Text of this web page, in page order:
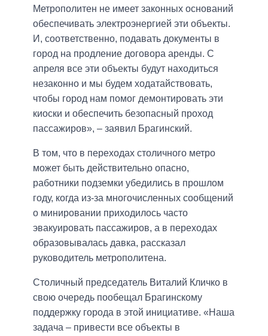
Метрополитен не имеет законных оснований
обеспечивать электроэнергией эти объекты.
И, соответственно, подавать документы в
город на продление договора аренды. С
апреля все эти объекты будут находиться
незаконно и мы будем ходатайствовать,
чтобы город нам помог демонтировать эти
киоски и обеспечить безопасный проход
пассажиров», – заявил Брагинский.
В том, что в переходах столичного метро
может быть действительно опасно,
работники подземки убедились в прошлом
году, когда из-за многочисленных сообщений
о минировании приходилось часто
эвакуировать пассажиров, а в переходах
образовывалась давка, рассказал
руководитель метрополитена.
Столичный председатель Виталий Кличко в
свою очередь пообещал Брагинскому
поддержку города в этой инициативе. «Наша
задача – привести все объекты в